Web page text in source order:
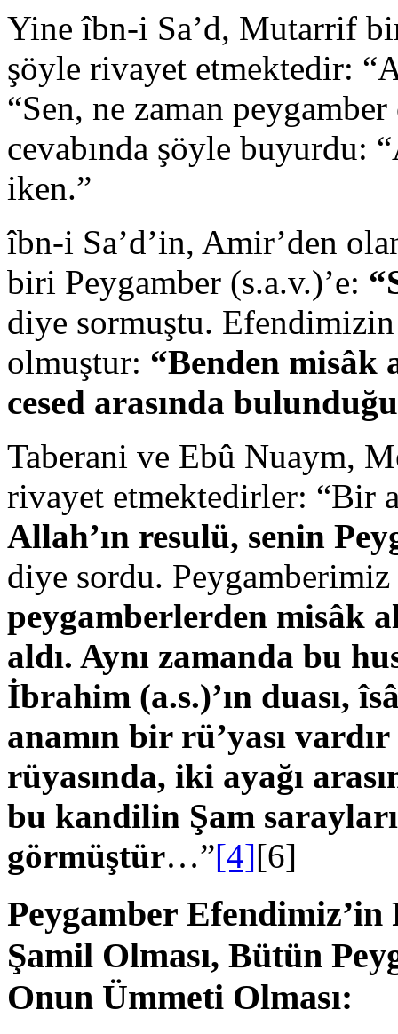
Yine îbn-i Sa’d, Mutarrif
şöyle rivayet etmektedir:
“Sen, ne zaman
cevabında şöyle buyurdu:
iken.”
îbn-i Sa’d’in, Amir’den
biri Peygamber (s.a.v.)’e:
diye sormuştu.
olmuştur: “Benden misâk
cesed arasında
Taberani ve Ebû Nuaym,
rivayet etmektedirler: “Bir
Allah’ın resulü, senin
diye sordu.
peygamberlerden misâk
aldı. Aynı zamanda bu
İbrahim (a.s.)’ın duası,
anamın bir rü’yası
rüyasında, iki ayağı
bu kandilin Şam
görmüştür…”[4][6]
Peygamber
Şamil Olması, Bütün
Onun Ümmeti Olması: